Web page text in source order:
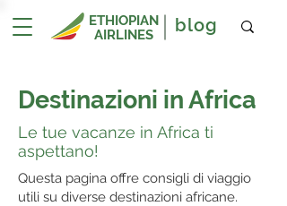
blog
ETHIOPIAN
AIRLINES
Destinazioni in Africa
Le tue vacanze in Africa ti
aspettano!
Questa pagina offre consigli di viaggio
utili su diverse destinazioni africane.